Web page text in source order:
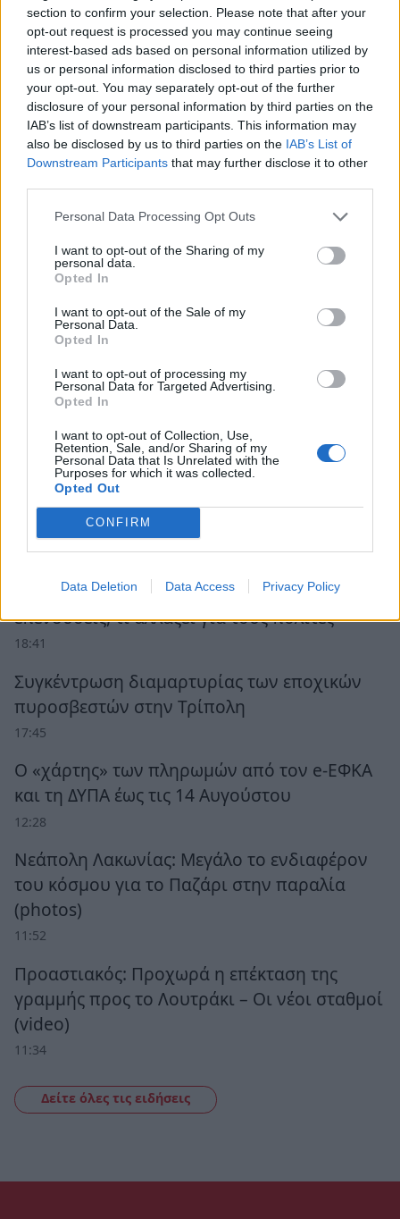
section to confirm your selection. Please note that after your
opt-out request is processed you may continue seeing
interest-based ads based on personal information utilized by
us or personal information disclosed to third parties prior to
your opt-out. You may separately opt-out of the further
disclosure of your personal information by third parties on the
IAB’s list of downstream participants. This information may
also be disclosed by us to third parties on the IAB’s List of
Downstream Participants that may further disclose it to other
Personal Data Processing Opt Outs
I want to opt-out of the Sharing of my
personal data.
Opted In
I want to opt-out of the Sale of my
Personal Data.
Opted In
I want to opt-out of processing my
Personal Data for Targeted Advertising.
Opted In
I want to opt-out of Collection, Use,
Retention, Sale, and/or Sharing of my
Personal Data that Is Unrelated with the
Purposes for which it was collected.
Opted Out
CONFIRM
Data Deletion Data Access Privacy Policy
Ροή Ειδήσεων
ενέργεια: «Ανάσα» 1 δισ. έως το 2028 για
επενδύσεις, τι αλλάζει για τους πολίτες
18:41
Συγκέντρωση διαμαρτυρίας των εποχικών
πυροσβεστών στην Τρίπολη
17:45
Ο «χάρτης» των πληρωμών από τον e-ΕΦΚΑ
και τη ΔΥΠΑ έως τις 14 Αυγούστου
12:28
Νεάπολη Λακωνίας: Μεγάλο το ενδιαφέρον
του κόσμου για το Παζάρι στην παραλία
(photos)
11:52
Προαστιακός: Προχωρά η επέκταση της
γραμμής προς το Λουτράκι – Οι νέοι σταθμοί
(video)
11:34
Δείτε όλες τις ειδήσεις